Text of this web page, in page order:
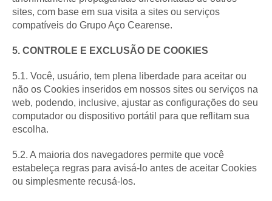
sites, com base em sua visita a sites ou serviços
compatíveis do Grupo Aço Cearense.
5. CONTROLE E EXCLUSÃO DE COOKIES
5.1. Você, usuário, tem plena liberdade para aceitar ou
não os Cookies inseridos em nossos sites ou serviços na
web, podendo, inclusive, ajustar as configurações do seu
computador ou dispositivo portátil para que reflitam sua
escolha.
5.2. A maioria dos navegadores permite que você
estabeleça regras para avisá-lo antes de aceitar Cookies
ou simplesmente recusá-los.